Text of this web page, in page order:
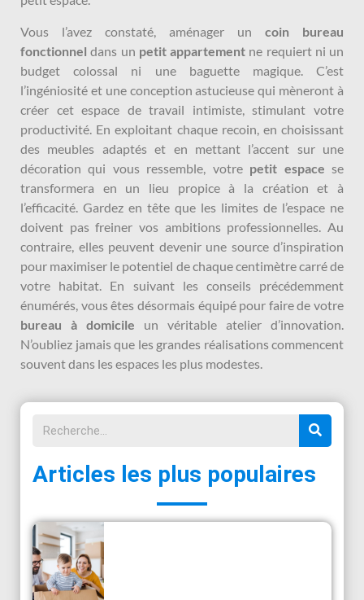
Vous l’avez constaté, aménager un coin bureau
fonctionnel dans un petit appartement ne requiert ni un
budget colossal ni une baguette magique. C’est
l’ingéniosité et une conception astucieuse qui mèneront à
créer cet espace de travail intimiste, stimulant votre
productivité. En exploitant chaque recoin, en choisissant
des meubles adaptés et en mettant l’accent sur une
décoration qui vous ressemble, votre petit espace se
transformera en un lieu propice à la création et à
l’efficacité. Gardez en tête que les limites de l’espace ne
doivent pas freiner vos ambitions professionnelles. Au
contraire, elles peuvent devenir une source d’inspiration
pour maximiser le potentiel de chaque centimètre carré de
votre habitat. En suivant les conseils précédemment
énumérés, vous êtes désormais équipé pour faire de votre
bureau à domicile un véritable atelier d’innovation.
N’oubliez jamais que les grandes réalisations commencent
souvent dans les espaces les plus modestes.
Articles les plus populaires